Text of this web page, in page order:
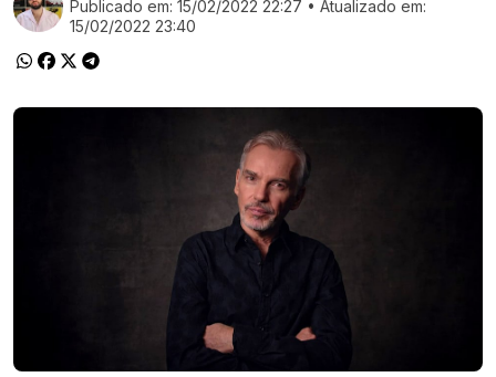
Publicado em: 15/02/2022 22:27 • Atualizado em:
15/02/2022 23:40